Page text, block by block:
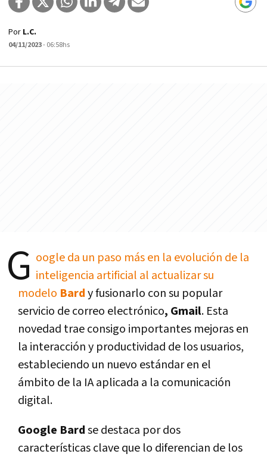
Por L.C.
04/11/2023- 06:58hs
G oogle da un paso más en la evolución de la
inteligencia artificial al actualizar su
modelo Bardy fusionarlo con su popular
servicio de correo electrónico, Gmail. Esta
novedad trae consigo importantes mejoras en
la interacción y productividad de los usuarios,
estableciendo un nuevo estándar en el
ámbito de la IA aplicada a la comunicación
digital.
Google Bardse destaca por dos
características clave que lo diferencian de los